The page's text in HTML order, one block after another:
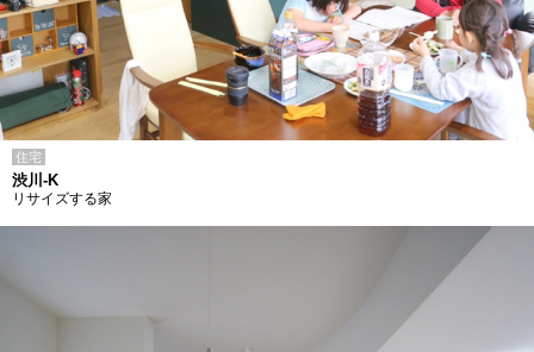
住宅
渋川-K
リサイズする家